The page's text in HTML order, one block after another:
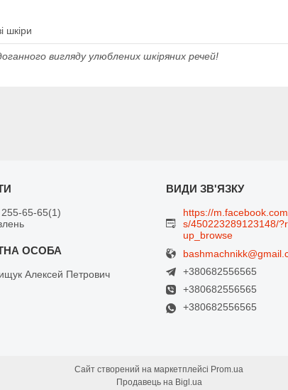
шкіри
вигляду улюблених шкіряних речей!
65-65 1
Алексей Петрович
https://
s/450223289123148/
up_browse
+380682556565
+380682556565
+380682556565
Сайт створений на маркетплейсі Prom.ua
Продавець на Bigl.ua